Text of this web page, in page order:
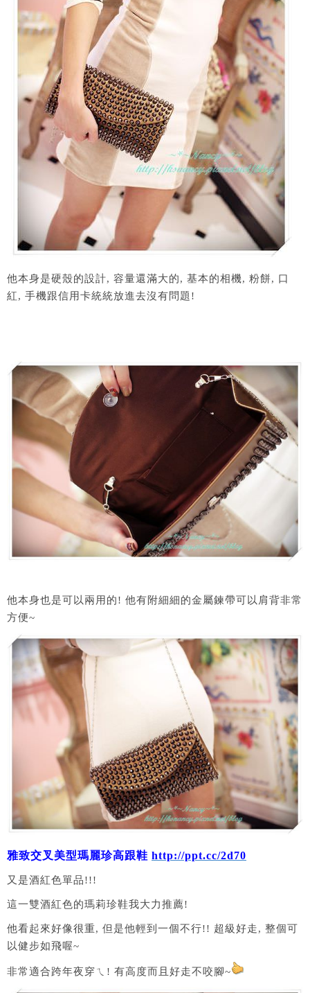
他本身是硬殼的設計, 容量還滿大的, 基本的相機, 粉餅, 口
紅, 手機跟信用卡統統放進去沒有問題!
他本身也是可以兩用的! 他有附細細的金屬鍊帶可以肩背非常
方便~
雅致交叉美型瑪麗珍高跟鞋 http://ppt.cc/2d70
又是酒紅色單品!!!
這一雙酒紅色的瑪莉珍鞋我大力推薦!
他看起來好像很重, 但是他輕到一個不行!! 超級好走, 整個可
以健步如飛喔~
非常適合跨年夜穿ㄟ! 有高度而且好走不咬腳~